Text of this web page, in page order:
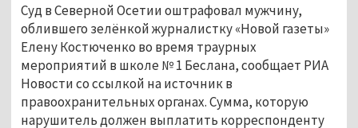
Суд в Северной Осетии оштрафовал мужчину,
облившего зелёнкой журналистку «Новой газеты»
Елену Костюченко во время траурных
мероприятий в школе № 1 Беслана, сообщает РИА
Новости со ссылкой на источник в
правоохранительных органах. Сумма, которую
нарушитель должен выплатить корреспонденту